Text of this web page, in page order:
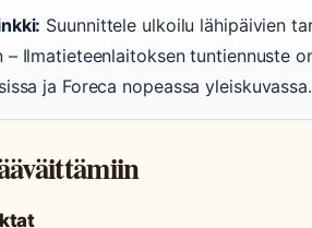
Suunnittele ulkoilu lähipäivien
– Ilmatieteenlaitoksen tuntiennuste
ja Foreca nopeassa yleiskuvassa.